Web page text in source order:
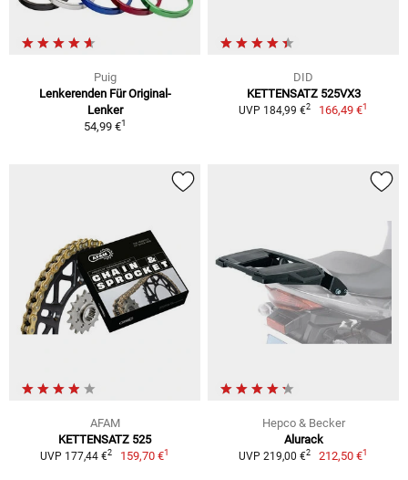
Puig
Lenkerenden Für Original-
Lenker
54,99 €1
DID
KETTENSATZ 525VX3
UVP 184,99 €2 166,49 €1
AFAM
KETTENSATZ 525
UVP 177,44 €2 159,70 €1
Hepco & Becker
Alurack
UVP 219,00 €2 212,50 €1